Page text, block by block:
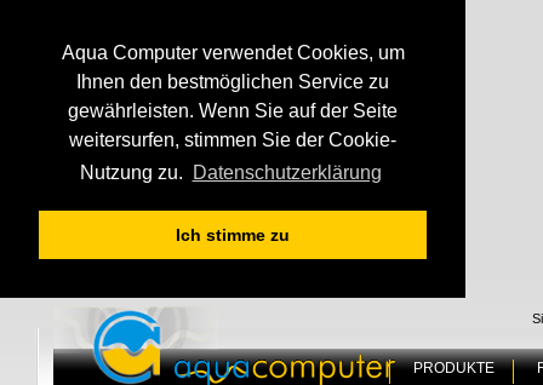
Aqua Computer verwendet Cookies, um
Ihnen den bestmöglichen Service zu
gewährleisten. Wenn Sie auf der Seite
weitersurfen, stimmen Sie der Cookie-
Nutzung zu.
Datenschutzerklärung
Ich stimme zu
PRODUKTE